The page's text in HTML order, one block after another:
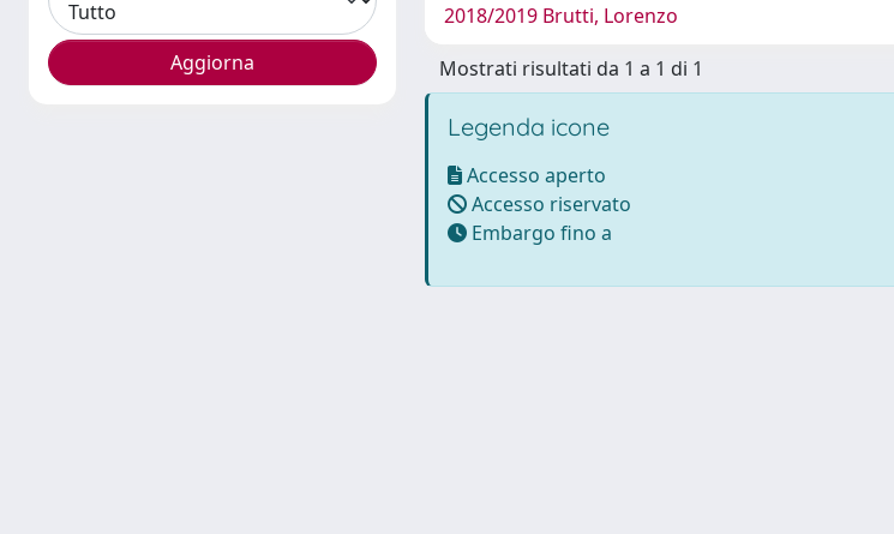
2018/2019 Brutti, Lorenzo
Mostrati risultati da 1 a 1 di 1
Legenda icone
Accesso aperto
Accesso riservato
Embargo fino a